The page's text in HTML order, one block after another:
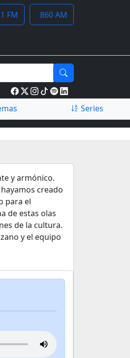
FM 860 AM
Series
y armónico.
creado
para el
de estas olas
de la cultura.
y el equipo